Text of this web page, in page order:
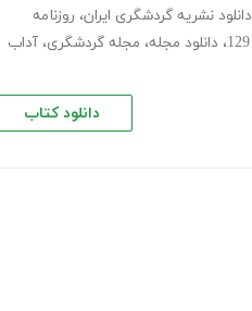
دانلود نشریه گردشگری ایران، روزنامه
، دانلود مجله، مجله گردشگری، آداب
دانلود کتاب